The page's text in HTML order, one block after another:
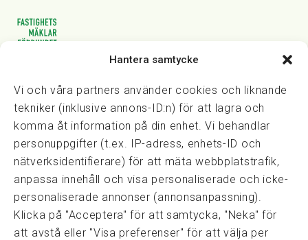
Hantera samtycke
Vi och våra partners använder cookies och liknande
tekniker (inklusive annons-ID:n) för att lagra och
komma åt information på din enhet. Vi behandlar
personuppgifter (t.ex. IP-adress, enhets-ID och
nätverksidentifierare) för att mäta webbplatstrafik,
anpassa innehåll och visa personaliserade och icke-
personaliserade annonser (annonsanpassning).
Klicka på "Acceptera" för att samtycka, "Neka" för
att avstå eller "Visa preferenser" för att välja per
Vasagatan 28, 111 20 Stockholm
kansli@fmf.se
Snabblänkar
Prisexempel
Medarbetare
Policies & integritet
Information om Cookie-hantering och Google Analytics
Integritetspolicy